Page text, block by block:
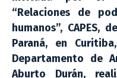
“Relaciones de
humanos”, CAPES,
Paraná, en
Departamento de
Aburto Durán,